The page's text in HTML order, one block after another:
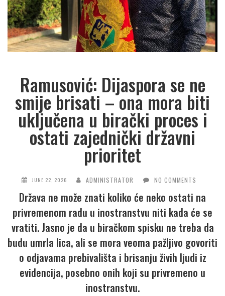
Ramusović: Dijaspora se ne
smije brisati – ona mora biti
uključena u birački proces i
ostati zajednički državni
prioritet
JUNE 22, 2026 ADMINISTRATOR NO COMMENTS
Država ne može znati koliko će neko ostati na
privremenom radu u inostranstvu niti kada će se
vratiti. Jasno je da u biračkom spisku ne treba da
budu umrla lica, ali se mora veoma pažljivo govoriti
o odjavama prebivališta i brisanju živih ljudi iz
evidencija, posebno onih koji su privremeno u
inostranstvu.